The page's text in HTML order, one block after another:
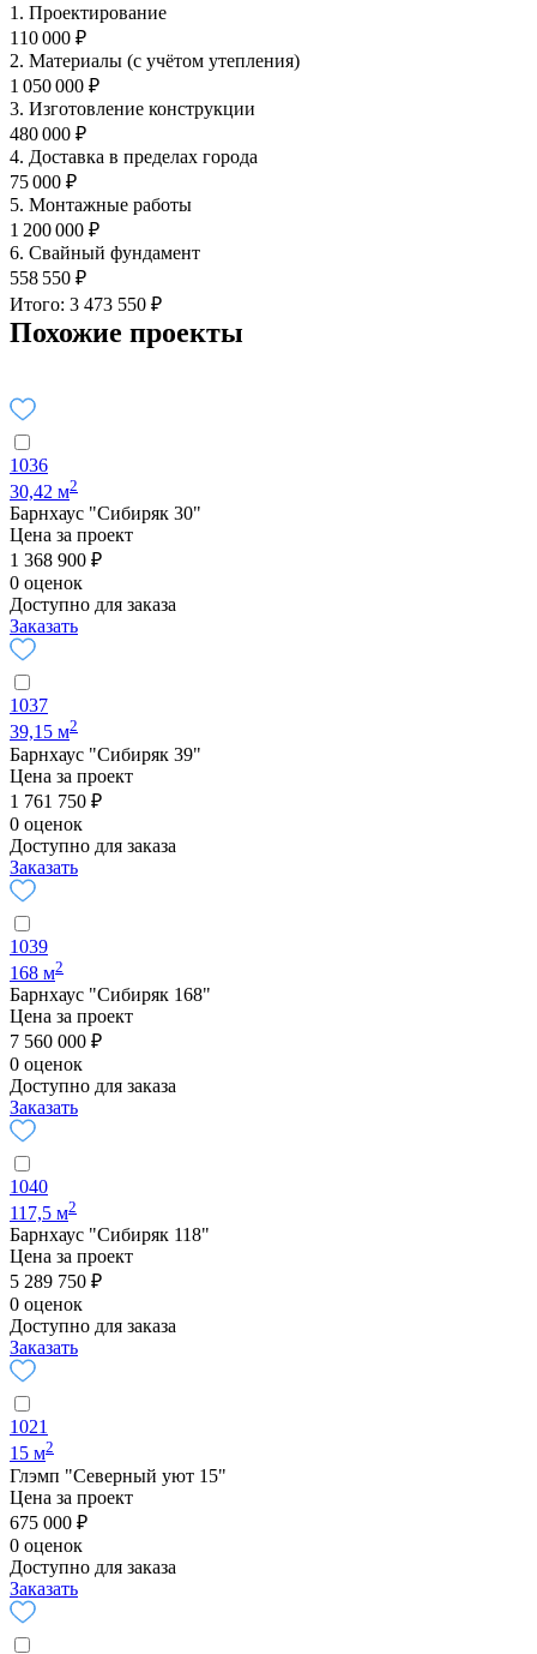
1. Проектирование
110 000 ₽
2. Материалы (с учётом утепления)
1 050 000 ₽
3. Изготовление конструкции
480 000 ₽
4. Доставка в пределах города
75 000 ₽
5. Монтажные работы
1 200 000 ₽
6. Свайный фундамент
558 550 ₽
Итого: 3 473 550 ₽
Похожие проекты
1036
30,42 м2
Барнхаус "Сибиряк 30"
Цена за проект
1 368 900 ₽
0 оценок
Доступно для заказа
Заказать
1037
39,15 м2
Барнхаус "Сибиряк 39"
Цена за проект
1 761 750 ₽
0 оценок
Доступно для заказа
Заказать
1039
168 м2
Барнхаус "Сибиряк 168"
Цена за проект
7 560 000 ₽
0 оценок
Доступно для заказа
Заказать
1040
117,5 м2
Барнхаус "Сибиряк 118"
Цена за проект
5 289 750 ₽
0 оценок
Доступно для заказа
Заказать
1021
15 м2
Глэмп "Северный уют 15"
Цена за проект
675 000 ₽
0 оценок
Доступно для заказа
Заказать